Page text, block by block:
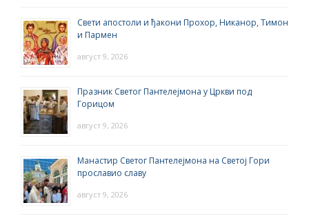
Свети апостоли и ђакони Прохор, Никанор, Тимон
и Пармен
август 9, 2026
Празник Светог Пантелејмона у Цркви под
Горицом
август 9, 2026
Манастир Светог Пантелејмона на Светој Гори
прославио славу
август 9, 2026